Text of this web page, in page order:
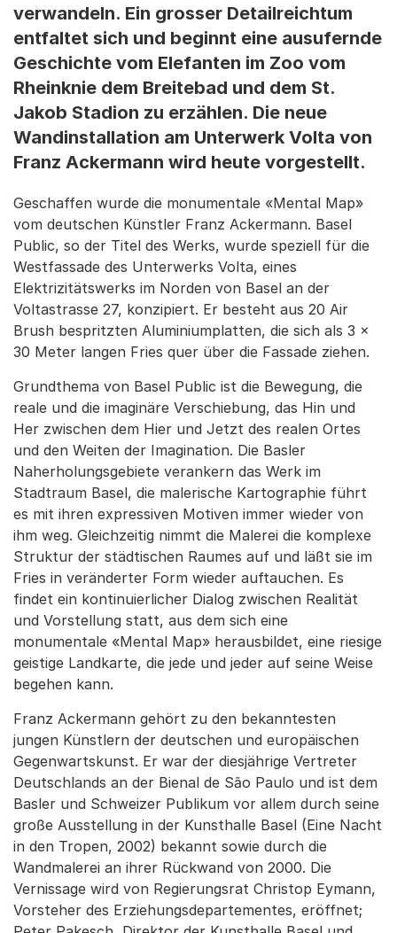
verwandeln. Ein grosser Detailreichtum
entfaltet sich und beginnt eine ausufernde
Geschichte vom Elefanten im Zoo vom
Rheinknie dem Breitebad und dem St.
Jakob Stadion zu erzählen. Die neue
Wandinstallation am Unterwerk Volta von
Franz Ackermann wird heute vorgestellt.
Geschaffen wurde die monumentale «Mental Map»
vom deutschen Künstler Franz Ackermann. Basel
Public, so der Titel des Werks, wurde speziell für die
Westfassade des Unterwerks Volta, eines
Elektrizitätswerks im Norden von Basel an der
Voltastrasse 27, konzipiert. Er besteht aus 20 Air
Brush bespritzten Aluminiumplatten, die sich als 3 x
30 Meter langen Fries quer über die Fassade ziehen.
Grundthema von Basel Public ist die Bewegung, die
reale und die imaginäre Verschiebung, das Hin und
Her zwischen dem Hier und Jetzt des realen Ortes
und den Weiten der Imagination. Die Basler
Naherholungsgebiete verankern das Werk im
Stadtraum Basel, die malerische Kartographie führt
es mit ihren expressiven Motiven immer wieder von
ihm weg. Gleichzeitig nimmt die Malerei die komplexe
Struktur der städtischen Raumes auf und läßt sie im
Fries in veränderter Form wieder auftauchen. Es
findet ein kontinuierlicher Dialog zwischen Realität
und Vorstellung statt, aus dem sich eine
monumentale «Mental Map» herausbildet, eine riesige
geistige Landkarte, die jede und jeder auf seine Weise
begehen kann.
Franz Ackermann gehört zu den bekanntesten
jungen Künstlern der deutschen und europäischen
Gegenwartskunst. Er war der diesjährige Vertreter
Deutschlands an der Bienal de São Paulo und ist dem
Basler und Schweizer Publikum vor allem durch seine
große Ausstellung in der Kunsthalle Basel (Eine Nacht
in den Tropen, 2002) bekannt sowie durch die
Wandmalerei an ihrer Rückwand von 2000. Die
Vernissage wird von Regierungsrat Christop Eymann,
Vorsteher des Erziehungsdepartementes, eröffnet;